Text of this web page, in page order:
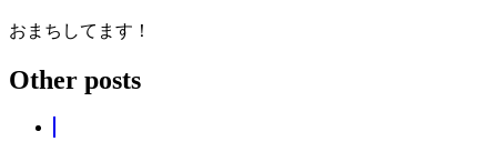
おまちしてます！
Other posts